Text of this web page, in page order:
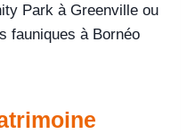
Park à Greenville ou
fauniques à Bornéo